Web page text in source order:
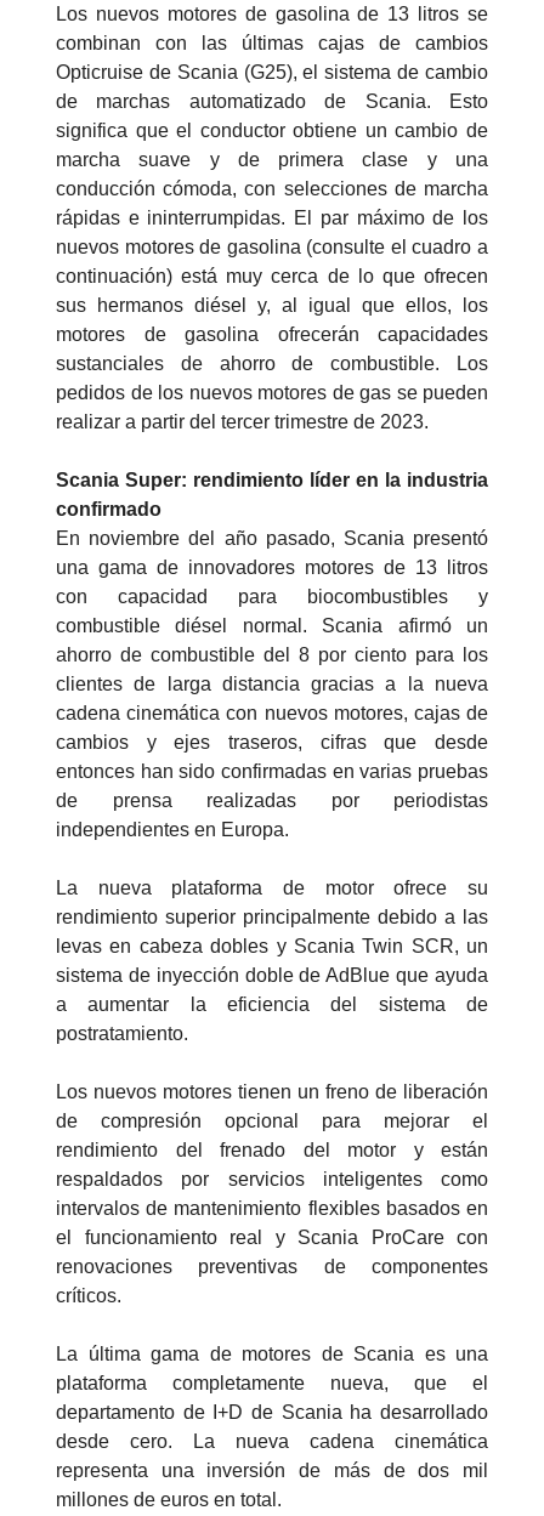
Los nuevos motores de gasolina de 13 litros se
combinan con las últimas cajas de cambios
Opticruise de Scania (G25), el sistema de cambio
de marchas automatizado de Scania. Esto
significa que el conductor obtiene un cambio de
marcha suave y de primera clase y una
conducción cómoda, con selecciones de marcha
rápidas e ininterrumpidas. El par máximo de los
nuevos motores de gasolina (consulte el cuadro a
continuación) está muy cerca de lo que ofrecen
sus hermanos diésel y, al igual que ellos, los
motores de gasolina ofrecerán capacidades
sustanciales de ahorro de combustible. Los
pedidos de los nuevos motores de gas se pueden
realizar a partir del tercer trimestre de 2023.
Scania Super: rendimiento líder en la industria
confirmado
En noviembre del año pasado, Scania presentó
una gama de innovadores motores de 13 litros
con capacidad para biocombustibles y
combustible diésel normal. Scania afirmó un
ahorro de combustible del 8 por ciento para los
clientes de larga distancia gracias a la nueva
cadena cinemática con nuevos motores, cajas de
cambios y ejes traseros, cifras que desde
entonces han sido confirmadas en varias pruebas
de prensa realizadas por periodistas
independientes en Europa.
La nueva plataforma de motor ofrece su
rendimiento superior principalmente debido a las
levas en cabeza dobles y Scania Twin SCR, un
sistema de inyección doble de AdBlue que ayuda
a aumentar la eficiencia del sistema de
postratamiento.
Los nuevos motores tienen un freno de liberación
de compresión opcional para mejorar el
rendimiento del frenado del motor y están
respaldados por servicios inteligentes como
intervalos de mantenimiento flexibles basados en
el funcionamiento real y Scania ProCare con
renovaciones preventivas de componentes
críticos.
La última gama de motores de Scania es una
plataforma completamente nueva, que el
departamento de I+D de Scania ha desarrollado
desde cero. La nueva cadena cinemática
representa una inversión de más de dos mil
millones de euros en total.